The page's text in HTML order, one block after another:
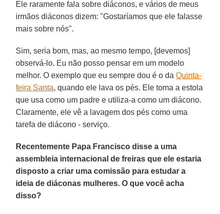
Ele raramente fala sobre diáconos, e vários de meus
irmãos diáconos dizem: "Gostaríamos que ele falasse
mais sobre nós".
Sim, seria bom, mas, ao mesmo tempo, [devemos]
observá-lo. Eu não posso pensar em um modelo
melhor. O exemplo que eu sempre dou é o daQuinta-
feira Santa, quando ele lava os pés. Ele toma a estola
que usa como um padre e utiliza-a como um diácono.
Claramente, ele vê a lavagem dos pés como uma
tarefa de diácono - serviço.
Recentemente Papa Francisco disse a uma
assembleia internacional de freiras que ele estaria
disposto a criar uma comissão para estudar a
ideia de diáconas mulheres. O que você acha
disso?